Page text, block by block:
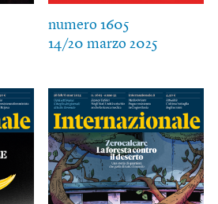
numero 1605
14/20 marzo 2025